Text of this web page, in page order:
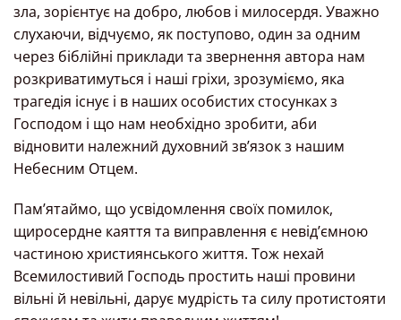
зла, зорієнтує на добро, любов і милосердя. Уважно
слухаючи, відчуємо, як поступово, один за одним
через біблійні приклади та звернення автора нам
розкриватимуться і наші гріхи, зрозуміємо, яка
трагедія існує і в наших особистих стосунках з
Господом і що нам необхідно зробити, аби
відновити належний духовний зв’язок з нашим
Небесним Отцем.
Пам’ятаймо, що усвідомлення своїх помилок,
щиросердне каяття та виправлення є невід’ємною
частиною християнського життя. Тож нехай
Всемилостивий Господь простить наші провини
вільні й невільні, дарує мудрість та силу протистояти